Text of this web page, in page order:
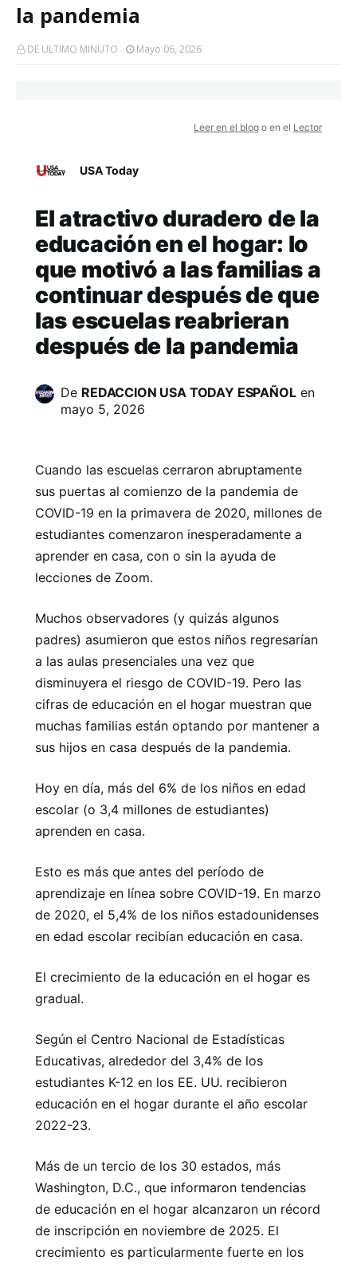
la pandemia
DE ULTIMO MINUTO Mayo 06, 2026
Leer en el blog o en el Lector
USA Today
El atractivo duradero de la
educación en el hogar: lo
que motivó a las familias a
continuar después de que
las escuelas reabrieran
después de la pandemia
De REDACCION USA TODAY ESPAÑOLen
mayo 5, 2026
Cuando las escuelas cerraron abruptamente
sus puertas al comienzo de la pandemia de
COVID-19 en la primavera de 2020, millones de
estudiantes comenzaron inesperadamente a
aprender en casa, con o sin la ayuda de
lecciones de Zoom.
Muchos observadores (y quizás algunos
padres) asumieron que estos niños regresarían
a las aulas presenciales una vez que
disminuyera el riesgo de COVID-19. Pero las
cifras de educación en el hogar muestran que
muchas familias están optando por mantener a
sus hijos en casa después de la pandemia.
Hoy en día, más del 6% de los niños en edad
escolar (o 3,4 millones de estudiantes)
aprenden en casa.
Esto es más que antes del período de
aprendizaje en línea sobre COVID-19. En marzo
de 2020, el 5,4% de los niños estadounidenses
en edad escolar recibían educación en casa.
El crecimiento de la educación en el hogar es
gradual.
Según el Centro Nacional de Estadísticas
Educativas, alrededor del 3,4% de los
estudiantes K-12 en los EE. UU. recibieron
educación en el hogar durante el año escolar
2022-23.
Más de un tercio de los 30 estados, más
Washington, D.C., que informaron tendencias
de educación en el hogar alcanzaron un récord
de inscripción en noviembre de 2025. El
crecimiento es particularmente fuerte en los